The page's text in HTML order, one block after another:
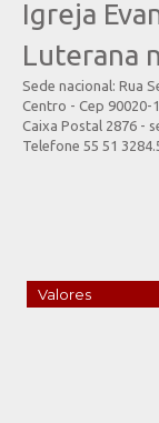
Igreja
Luterana
Sede nacional: Rua
Centro - Cep 90020-
Caixa Postal 2876 -
Telefone 55 51
Valores